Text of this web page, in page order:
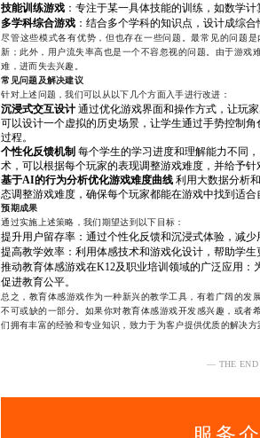
技能训练游戏 ：专注于某一具体技能的训练，如数学
多学科综合游戏 ：结合多个学科的知识点，设计成综
尽管这些模式各有优势，但也存在一些问题。最常见的问题
新；此外，用户流失率高也是一个不容忽视的问题。由于游戏
难，进而失去兴趣。
常见问题及解决建议
针对上述问题，我们可以从以下几个方面入手进行改进：
沉浸式交互设计 通过优化游戏界面和操作方式，让玩
可以设计一个虚拟的历史场景，让学生通过手势控制
过程。
个性化反馈机制 每个学生的学习进度和理解能力不同
术，可以根据每个玩家的表现调整游戏难度，并给予
基于AI的行为分析优化游戏难度曲线 利用大数据分析
态调整游戏难度，确保每个玩家都能在游戏中找到适
预期成果
通过实施上述策略，我们期望达到以下目标：
提升用户留存率：通过个性化反馈和沉浸式体验，减
提高教学效率：利用体感技术和游戏化设计，帮助学
推动教育体感游戏在K12及职业培训领域的广泛应用
促进教育公平。
总之，教育体感游戏作为一种新兴的教学工具，有着广阔的发
不可或缺的一部分。如果你对教育体感游戏开发感兴趣，或者
们拥有丰富的经验和专业知识，致力于为客户提供优质的解决
— THE